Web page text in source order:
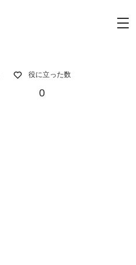
役に立った数
0